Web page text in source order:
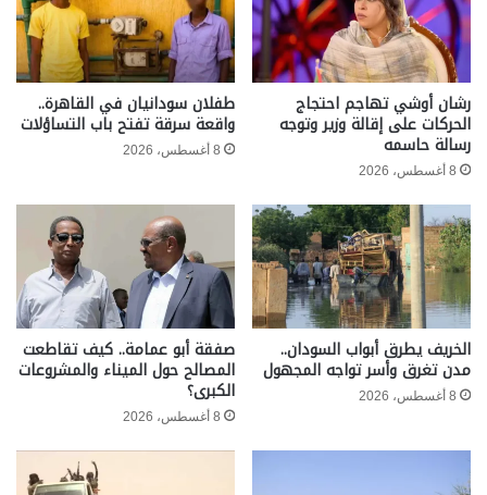
رشان أوشي تهاجم احتجاج
الحركات على إقالة وزير وتوجه
رسالة حاسمه
8 أغسطس، 2026
طفلان سودانيان في القاهرة..
واقعة سرقة تفتح باب التساؤلات
8 أغسطس، 2026
الخريف يطرق أبواب السودان..
مدن تغرق وأسر تواجه المجهول
8 أغسطس، 2026
صفقة أبو عمامة.. كيف تقاطعت
المصالح حول الميناء والمشروعات
الكبرى؟
8 أغسطس، 2026